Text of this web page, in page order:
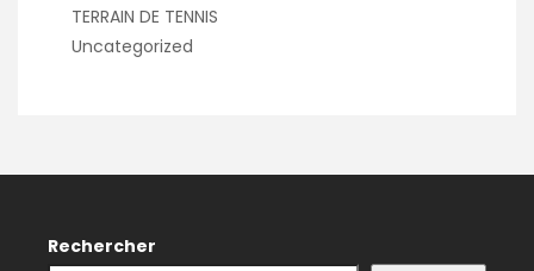
TERRAIN DE TENNIS
Uncategorized
Rechercher